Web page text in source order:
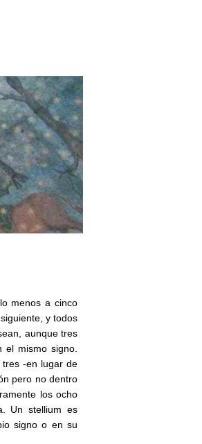
menos a cinco
y todos
aunque tres
mismo signo.
tres -en lugar de
pero no dentro
los ocho
Un stellium es
signo o en su